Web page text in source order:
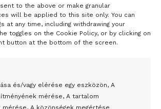
to the above or make granular
will be applied to this site only. You can
at any time, including withdrawing your
toggles on the Cookie Policy, or by clicking on
button at the bottom of the screen.
és/vagy elérése egy eszközön, A
mérése, A tartalom
A közönségek megértése
- H I R D E T É S -